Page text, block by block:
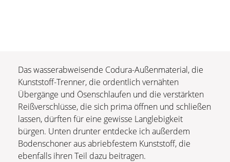
Das wasserabweisende Codura-Außenmaterial, die
Kunststoff-Trenner, die ordentlich vernähten
Übergänge und Ösenschlaufen und die verstärkten
Reißverschlüsse, die sich prima öffnen und schließen
lassen, dürften für eine gewisse Langlebigkeit
bürgen. Unten drunter entdecke ich außerdem
Bodenschoner aus abriebfestem Kunststoff, die
ebenfalls ihren Teil dazu beitragen.